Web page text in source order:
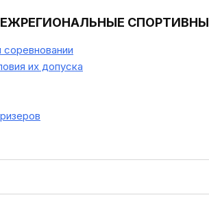
их допуска